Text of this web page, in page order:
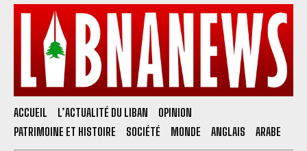
ACCUEIL L’ACTUALITÉ DU LIBAN
OPINION
PATRIMOINE ET HISTOIRE
SOCIÉTÉ MONDE ANGLAIS ARABE